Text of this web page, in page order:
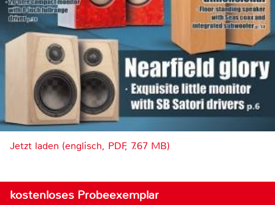
Jetzt laden (englisch, PDF, 7.67 MB)
kostenloses Probeexemplar